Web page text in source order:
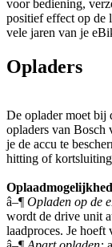
voor bediening,
positief effect op de
vele jaren van je
Opladers
De oplader moet bij
opladers van Bosch
je de accu te
hitting of
â–¶ Opladen op de
wordt de drive unit
laadproces. Je hoeft